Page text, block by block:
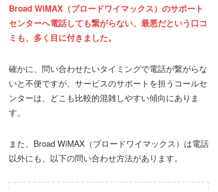
Broad WiMAX（ブロードワイマックス）のサポート
センターへ電話しても繋がらない、最悪だという口コ
ミも、多く目に付きました。
確かに、問い合わせたいタイミングで電話が繋がらな
いと不便ですが、サービスのサポートを担うコールセ
ンターは、どこも比較的混雑しやすい傾向にありま
す。
また、Broad WiMAX（ブロードワイマックス）は電話
以外にも、以下の問い合わせ方法があります。